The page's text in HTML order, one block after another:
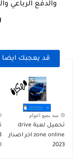
والدفع الرباعي
قد يعجبك ايضا
منذ بضع اعوام
تحميل لعبة drive
zone online اخر اصدار
2023